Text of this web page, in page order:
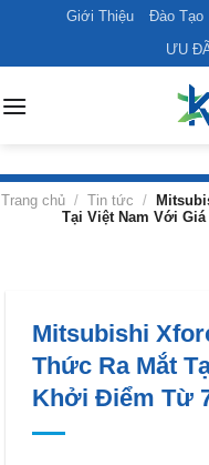
content
Giới Thiệu Đào Tạo
ƯU
Trang chủ / Tin tức /
Tại Việt Nam Với
Mitsubishi
Thức Ra Mắt
Khởi Điểm Từ